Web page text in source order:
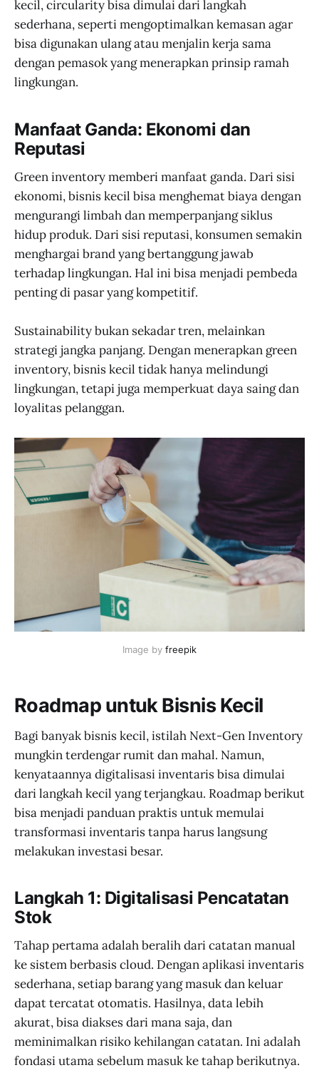
kecil, circularity bisa dimulai dari langkah
sederhana, seperti mengoptimalkan kemasan agar
bisa digunakan ulang atau menjalin kerja sama
dengan pemasok yang menerapkan prinsip ramah
lingkungan.
Manfaat Ganda: Ekonomi dan
Reputasi
Green inventory memberi manfaat ganda. Dari sisi
ekonomi, bisnis kecil bisa menghemat biaya dengan
mengurangi limbah dan memperpanjang siklus
hidup produk. Dari sisi reputasi, konsumen semakin
menghargai brand yang bertanggung jawab
terhadap lingkungan. Hal ini bisa menjadi pembeda
penting di pasar yang kompetitif.
Sustainability bukan sekadar tren, melainkan
strategi jangka panjang. Dengan menerapkan green
inventory, bisnis kecil tidak hanya melindungi
lingkungan, tetapi juga memperkuat daya saing dan
loyalitas pelanggan.
Image by freepik
Roadmap untuk Bisnis Kecil
Bagi banyak bisnis kecil, istilah Next-Gen Inventory
mungkin terdengar rumit dan mahal. Namun,
kenyataannya digitalisasi inventaris bisa dimulai
dari langkah kecil yang terjangkau. Roadmap berikut
bisa menjadi panduan praktis untuk memulai
transformasi inventaris tanpa harus langsung
melakukan investasi besar.
Langkah 1: Digitalisasi Pencatatan
Stok
Tahap pertama adalah beralih dari catatan manual
ke sistem berbasis cloud. Dengan aplikasi inventaris
sederhana, setiap barang yang masuk dan keluar
dapat tercatat otomatis. Hasilnya, data lebih
akurat, bisa diakses dari mana saja, dan
meminimalkan risiko kehilangan catatan. Ini adalah
fondasi utama sebelum masuk ke tahap berikutnya.